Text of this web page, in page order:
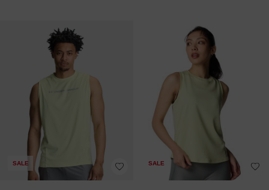
SALE SALE